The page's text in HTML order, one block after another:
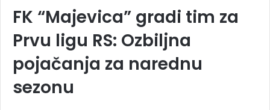
FK “Majevica” gradi tim za
Prvu ligu RS: Ozbiljna
pojačanja za narednu
sezonu